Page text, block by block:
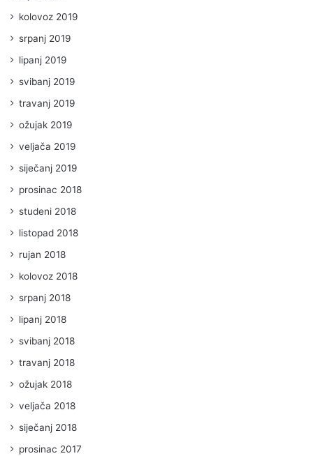
kolovoz 2019
srpanj 2019
lipanj 2019
svibanj 2019
travanj 2019
ožujak 2019
veljača 2019
siječanj 2019
prosinac 2018
studeni 2018
listopad 2018
rujan 2018
kolovoz 2018
srpanj 2018
lipanj 2018
svibanj 2018
travanj 2018
ožujak 2018
veljača 2018
siječanj 2018
prosinac 2017